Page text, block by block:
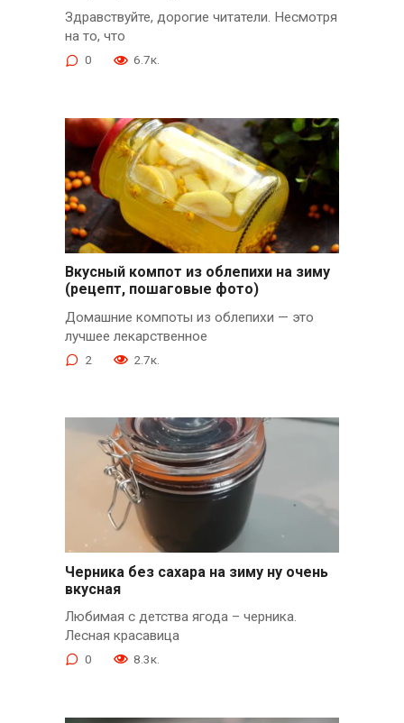
Здравствуйте, дорогие читатели. Несмотря
на то, что
0 6.7к.
Вкусный компот из облепихи на зиму
(рецепт, пошаговые фото)
Домашние компоты из облепихи — это
лучшее лекарственное
2 2.7к.
Черника без сахара на зиму ну очень
вкусная
Любимая с детства ягода – черника.
Лесная красавица
0 8.3к.